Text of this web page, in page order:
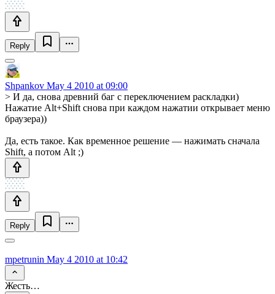
Reply
Shpankov May 4 2010 at 09:00
> И да, снова древний баг с переключением раскладки)
Нажатие Alt+Shift снова при каждом нажатии открывает меню
браузера))
Да, есть такое. Как временное решение — нажимать сначала
Shift, а потом Alt ;)
Reply
mpetrunin May 4 2010 at 10:42
Жесть…